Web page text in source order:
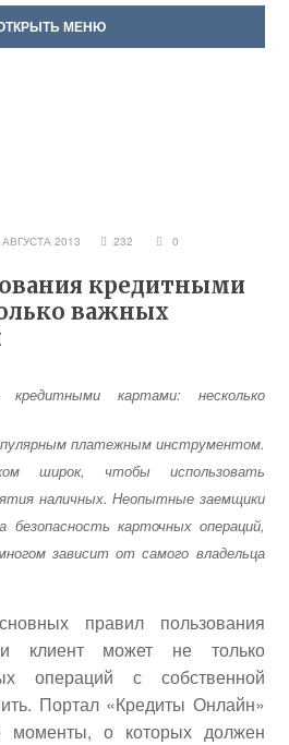
МЕНЮ
АВГУСТА 2013 232 0
кредитными
важных
платежным инструментом.
широк, чтобы использовать
наличных. Неопытные заемщики
карточных операций,
зависит от самого владельца
правил пользования
клиент может не только
операций с собственной
Портал «Кредиты Онлайн»
моменты, о которых должен